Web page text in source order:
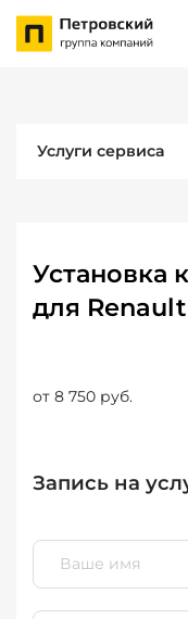
Услуги сервиса
Установка
для
от 8 750 руб.
Запись на